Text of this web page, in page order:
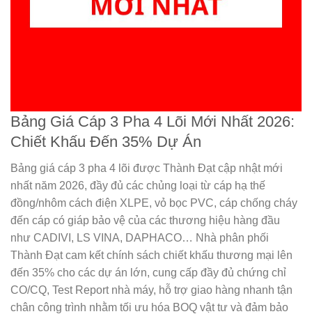
Bảng Giá Cáp 3 Pha 4 Lõi Mới Nhất 2026:
Chiết Khấu Đến 35% Dự Án
Bảng giá cáp 3 pha 4 lõi được Thành Đạtcập nhật mới
nhất năm 2026, đầy đủ các chủng loại từ cáp hạ thế
đồng/nhôm cách điện XLPE, vỏ bọc PVC, cáp chống cháy
đến cáp có giáp bảo vệ của các thương hiệu hàng đầu
như CADIVI, LS VINA, DAPHACO… Nhà phân phối
Thành Đạtcam kết chính sách chiết khấu thương mại lên
đến 35% cho các dự án lớn, cung cấp đầy đủ chứng chỉ
CO/CQ, Test Report nhà máy, hỗ trợ giao hàng nhanh tận
chân công trình nhằm tối ưu hóa BOQ vật tư và đảm bảo